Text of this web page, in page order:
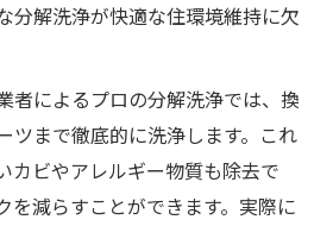
分解洗浄が快適な住環境維持に欠
者によるプロの分解洗浄では、換
ツまで徹底的に洗浄します。これ
カビやアレルギー物質も除去で
を減らすことができます。実際に